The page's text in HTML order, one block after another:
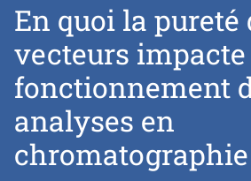
En quoi la pureté
vecteurs
fonctionnement
analyses en
chromatographie